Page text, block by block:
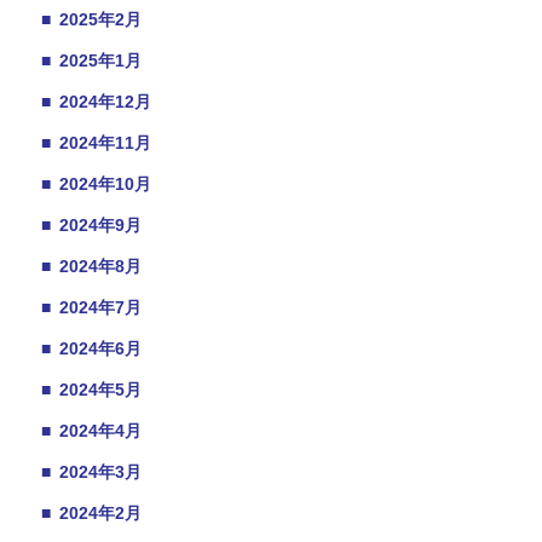
■ 2025年2月
■ 2025年1月
■ 2024年12月
■ 2024年11月
■ 2024年10月
■ 2024年9月
■ 2024年8月
■ 2024年7月
■ 2024年6月
■ 2024年5月
■ 2024年4月
■ 2024年3月
■ 2024年2月